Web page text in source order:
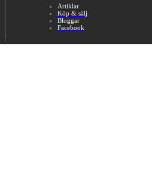
Artiklar
Köp & sälj
Bloggar
Facebook